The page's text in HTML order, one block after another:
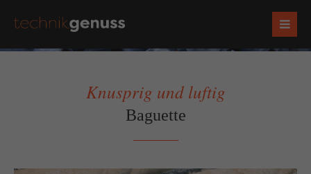
Knusprig und luftig
Baguette